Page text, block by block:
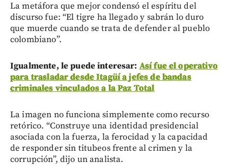
La metáfora que mejor condensó el espíritu del
discurso fue: “El tigre ha llegado y sabrán lo duro
que muerde cuando se trata de defender al pueblo
colombiano”.
Igualmente, le puede interesar: Así fue el operativo
para trasladar desde Itagüí a jefes de bandas
criminales vinculados a la Paz Total
La imagen no funciona simplemente como recurso
retórico. “Construye una identidad presidencial
asociada con la fuerza, la ferocidad y la capacidad
de responder sin titubeos frente al crimen y la
corrupción”, dijo un analista.